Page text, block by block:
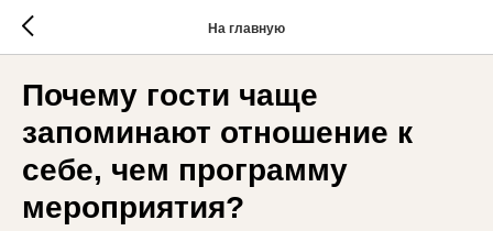
На главную
Почему гости чаще
запоминают отношение к
себе, чем программу
мероприятия?